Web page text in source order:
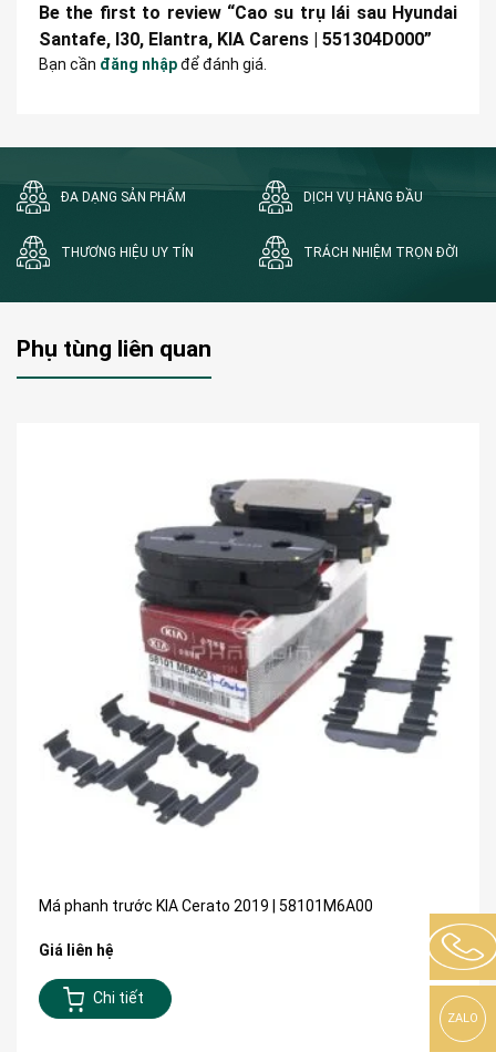
Be the first to review “Cao su trụ lái sau Hyundai
Santafe, I30, Elantra, KIA Carens | 551304D000”
Bạn cần đăng nhậpđể đánh giá.
ĐA DẠNG SẢN PHẨM DỊCH VỤ HÀNG ĐẦU
THƯƠNG HIỆU UY TÍN TRÁCH NHIỆM TRỌN ĐỜI
Phụ tùng liên quan
Má phanh trước KIA Cerato 2019 | 58101M6A00
Giá liên hệ
Chi tiết
ZALO